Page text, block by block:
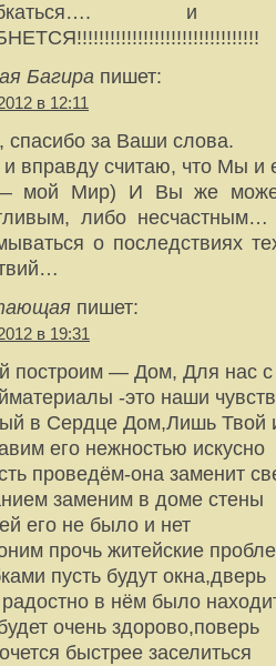
Багира пишет:
в 12:11
спасибо за Ваши слова.
вправду считаю, что Мы и
мой Мир) И Вы же
либо
о последствиях
пишет:
в 19:31
построим — Дом, Для нас с
-это наши
в Сердце Дом,Лишь Твой
его нежностью искусно
проведём-она заменит
заменим в доме стены
его не было и нет
прочь житейские
пусть будут окна,дверь
в нём было
очень здорово,поверь
быстрее заселиться